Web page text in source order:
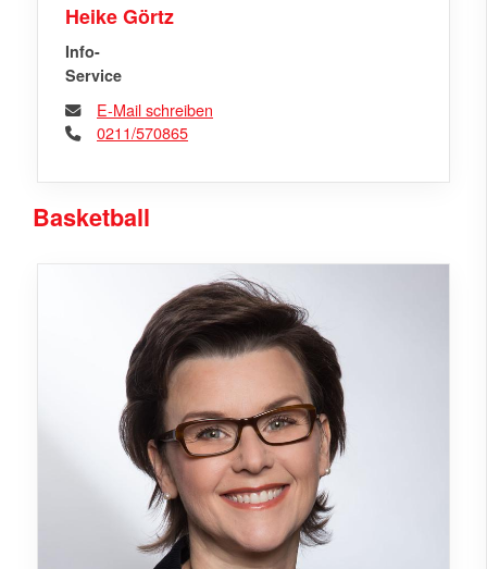
Heike Görtz
Info-
Service
E-Mail schreiben
0211/570865
Basketball